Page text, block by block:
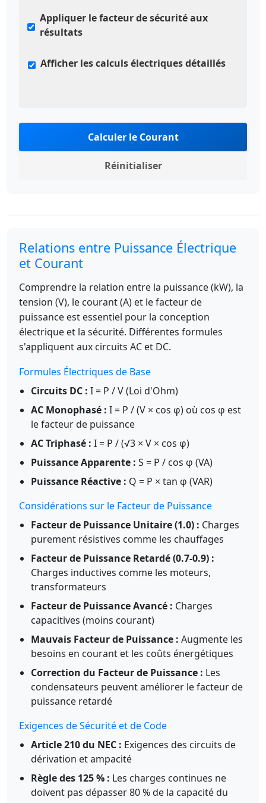
Appliquer le facteur de sécurité aux
résultats
Afficher les calculs électriques détaillés
Calculer le Courant
Réinitialiser
Relations entre Puissance Électrique
et Courant
Comprendre la relation entre la puissance (kW), la
tension (V), le courant (A) et le facteur de
puissance est essentiel pour la conception
électrique et la sécurité. Différentes formules
s'appliquent aux circuits AC et DC.
Formules Électriques de Base
Circuits DC : I = P / V (Loi d'Ohm)
AC Monophasé : I = P / (V × cos φ) où cos φ est
le facteur de puissance
AC Triphasé : I = P / (√3 × V × cos φ)
Puissance Apparente : S = P / cos φ (VA)
Puissance Réactive : Q = P × tan φ (VAR)
Considérations sur le Facteur de Puissance
Facteur de Puissance Unitaire (1.0) : Charges
purement résistives comme les chauffages
Facteur de Puissance Retardé (0.7-0.9) :
Charges inductives comme les moteurs,
transformateurs
Facteur de Puissance Avancé : Charges
capacitives (moins courant)
Mauvais Facteur de Puissance : Augmente les
besoins en courant et les coûts énergétiques
Correction du Facteur de Puissance : Les
condensateurs peuvent améliorer le facteur de
puissance retardé
Exigences de Sécurité et de Code
Article 210 du NEC : Exigences des circuits de
dérivation et ampacité
Règle des 125 % : Les charges continues ne
doivent pas dépasser 80 % de la capacité du